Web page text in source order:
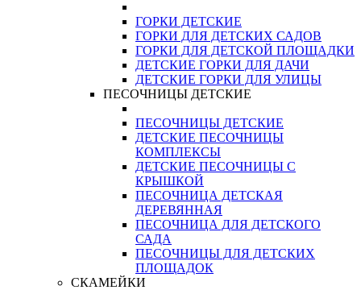
ГОРКИ ДЕТСКИЕ
ГОРКИ ДЛЯ ДЕТСКИХ САДОВ
ГОРКИ ДЛЯ ДЕТСКОЙ ПЛОЩАДКИ
ДЕТСКИЕ ГОРКИ ДЛЯ ДАЧИ
ДЕТСКИЕ ГОРКИ ДЛЯ УЛИЦЫ
ПЕСОЧНИЦЫ ДЕТСКИЕ
ПЕСОЧНИЦЫ ДЕТСКИЕ
ДЕТСКИЕ ПЕСОЧНИЦЫ
КОМПЛЕКСЫ
ДЕТСКИЕ ПЕСОЧНИЦЫ С
КРЫШКОЙ
ПЕСОЧНИЦА ДЕТСКАЯ
ДЕРЕВЯННАЯ
ПЕСОЧНИЦА ДЛЯ ДЕТСКОГО
САДА
ПЕСОЧНИЦЫ ДЛЯ ДЕТСКИХ
ПЛОЩАДОК
СКАМЕЙКИ